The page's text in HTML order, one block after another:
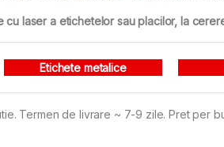
laser a etichetelor sau placilor, la
Etichete metalice
Termen de livrare ~ 7-9 zile. Pret per